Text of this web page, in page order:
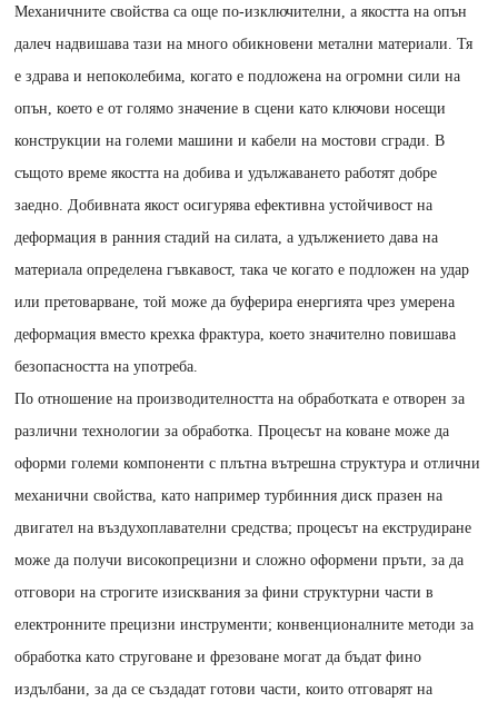
Механичните свойства са още по-изключителни, а якостта на опън
далеч надвишава тази на много обикновени метални материали. Тя
е здрава и непоколебима, когато е подложена на огромни сили на
опън, което е от голямо значение в сцени като ключови носещи
конструкции на големи машини и кабели на мостови сгради. В
същото време якостта на добива и удължаването работят добре
заедно. Добивната якост осигурява ефективна устойчивост на
деформация в ранния стадий на силата, а удължението дава на
материала определена гъвкавост, така че когато е подложен на удар
или претоварване, той може да буферира енергията чрез умерена
деформация вместо крехка фрактура, което значително повишава
безопасността на употреба.
По отношение на производителността на обработката е отворен за
различни технологии за обработка. Процесът на коване може да
оформи големи компоненти с плътна вътрешна структура и отлични
механични свойства, като например турбинния диск празен на
двигател на въздухоплавателни средства; процесът на екструдиране
може да получи високопрецизни и сложно оформени пръти, за да
отговори на строгите изисквания за фини структурни части в
електронните прецизни инструменти; конвенционалните методи за
обработка като струговане и фрезоване могат да бъдат фино
издълбани, за да се създадат готови части, които отговарят на